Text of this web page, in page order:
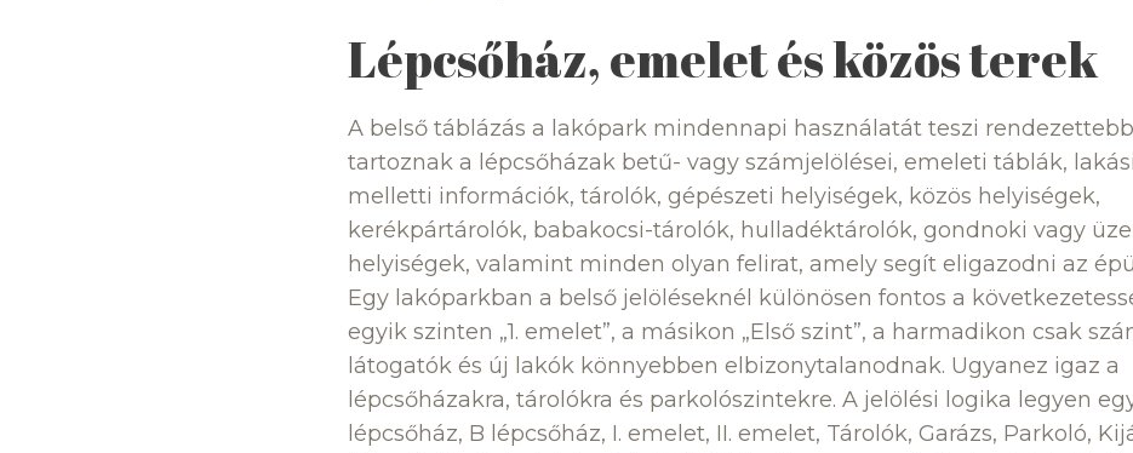
Lépcsőház, emelet és közös terek
A belső táblázás a lakópark mindennapi használatát teszi
tartoznak a lépcsőházak betű- vagy számjelölései, emeleti táblák,
melletti információk, tárolók, gépészeti helyiségek, közös helyiségek,
kerékpártárolók, babakocsi-tárolók, hulladéktárolók, gondnoki vagy
helyiségek, valamint minden olyan felirat, amely segít eligazodni az
Egy lakóparkban a belső jelöléseknél különösen fontos a
egyik szinten „1. emelet”, a másikon „Első szint”, a harmadikon csak
látogatók és új lakók könnyebben elbizonytalanodnak. Ugyanez igaz a
lépcsőházakra, tárolókra és parkolószintekre. A jelölési logika legyen
lépcsőház, B lépcsőház, I. emelet, II. emelet, Tárolók, Garázs, Parkoló,